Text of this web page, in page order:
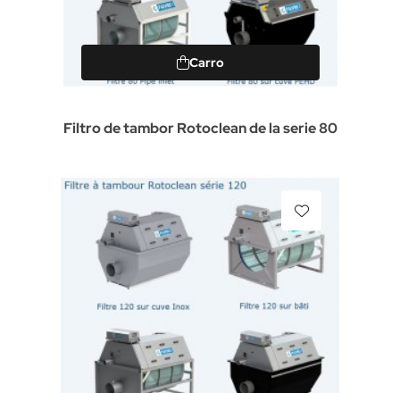
Carro
Filtro de tambor Rotoclean de la serie 80